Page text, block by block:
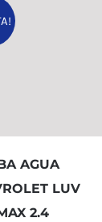
AGUA
LUV
2.4